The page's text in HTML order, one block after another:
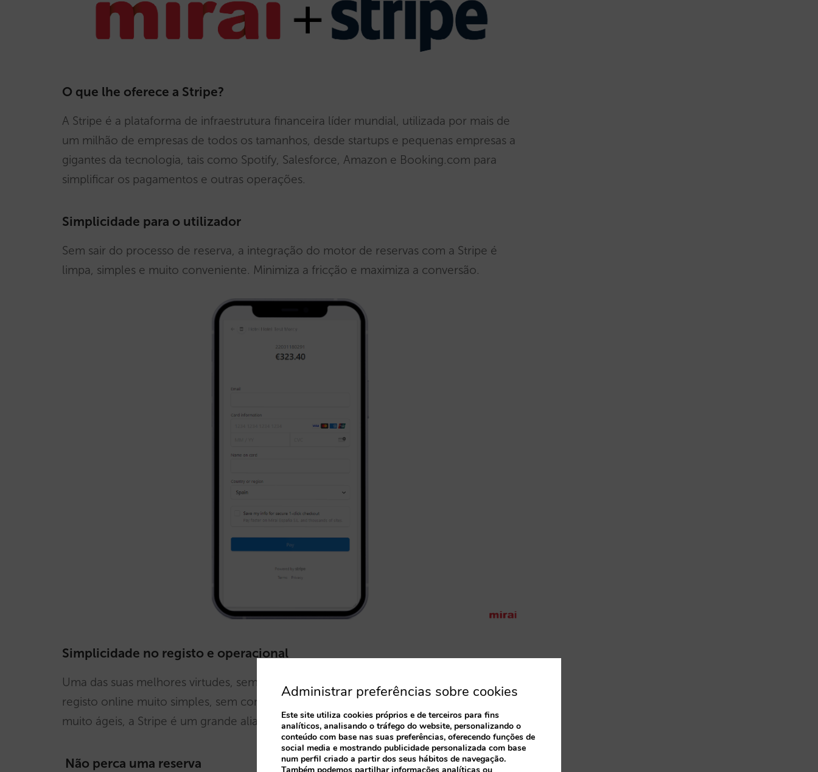
O que lhe oferece a Stripe?
A Stripe é a plataforma de infraestrutura financeira líder mundial, utilizada por mais de
um milhão de empresas de todos os tamanhos, desde startups e pequenas empresas a
gigantes da tecnologia, tais como Spotify, Salesforce, Amazon e Booking.com para
simplificar os pagamentos e outras operações.
Simplicidade para o utilizador
Sem sair do processo de reserva, a integração do motor de reservas com a Stripe é
limpa, simples e muito conveniente. Minimiza a fricção e maximiza a conversão.
Simplicidade no registo e operacional
Uma das suas melhores virtudes, sem dúvida. Começando com um processo de
registo online muito simples, sem controlos financeiros exaustivos e com operações
muito ágeis, a Stripe é um grande aliado que vai facilitar a sua vida desde o início.
Não perca uma reserva
Administrar preferências sobre cookies
Este site utiliza cookies próprios e de terceiros para fins
analíticos, analisando o tráfego do website, personalizando o
conteúdo com base nas suas preferências, oferecendo funções de
social media e mostrando publicidade personalizada com base
num perfil criado a partir dos seus hábitos de navegação.
Também podemos partilhar informações analíticas ou